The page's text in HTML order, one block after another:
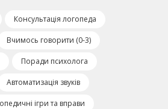
Консультація логопеда
Вчимось говорити (0-3)
Поради психолога
Автоматизація звуків
ігри та вправи